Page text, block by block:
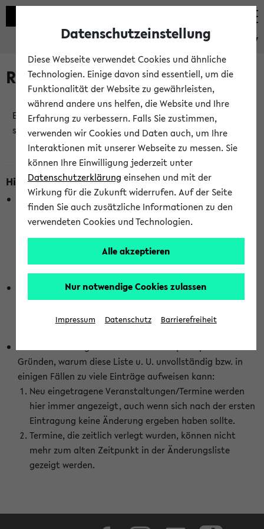
eKVV
Raumänderungen
Es wurden keine Raumänderungen an jetzt
stattfindenden Veranstaltungen gefunden!
Hinweise zur Liste der Raumänderungen
In dieser Liste werden nur Veranstaltungstermine
berücksichtigt, die gerade oder innerhalb der nächsten 2
Stunden stattfinden. Berücksichtigt werden nur Termine,
wurden. Die Anzeige ist semesterübergreifend und nicht
abhängig vom im eKVV gewählten Semester.
Die hier gezeigte Liste von Raumänderungen kann nur
vollständig sein, wenn den Fakultäten von den Lehrenden
die Änderungen zeitnah mitgeteilt und diese Änderungen
Gründen, warum diese Liste u. U. unvollständig bzw. in
einigen Fällen zu viele Einträge aufweisen kann:
Neu eingetragene Veranstaltungen/Termine werden
hier immer angezeigt, auch wenn sich nach der ersten
Eintragung keine Änderung ergeben haben sollte.
Termine, die zeitlich verlegt wurden, können nicht
mehr zum alten Zeitpunkt in der Änderungsliste
gezeigt werden.
Datenschutzeinstellung
Diese Webseite verwendet Cookies und ähnliche
Technologien. Einige davon sind essentiell, um die
Funktionalität der Website zu gewährleisten,
während andere uns helfen, die Website und Ihre
Erfahrung zu verbessern. Falls Sie zustimmen,
verwenden wir Cookies und Daten auch, um Ihre
Interaktionen mit unserer Webseite zu messen. Sie
können Ihre Einwilligung jederzeit unter
Datenschutzerklärung einsehen und mit der
Wirkung für die Zukunft widerrufen. Auf der Seite
finden Sie auch zusätzliche Informationen zu den
verwendeten Cookies und Technologien.
Alle akzeptieren
Nur notwendige Cookies zulassen
Impressum Datenschutz Barrierefreiheit